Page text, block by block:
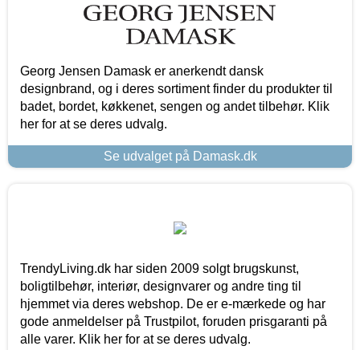
Georg Jensen Damask er anerkendt dansk
designbrand, og i deres sortiment finder du produkter til
badet, bordet, køkkenet, sengen og andet tilbehør. Klik
her for at se deres udvalg.
Se udvalget på Damask.dk
TrendyLiving.dk har siden 2009 solgt brugskunst,
boligtilbehør, interiør, designvarer og andre ting til
hjemmet via deres webshop. De er e-mærkede og har
gode anmeldelser på Trustpilot, foruden prisgaranti på
alle varer. Klik her for at se deres udvalg.